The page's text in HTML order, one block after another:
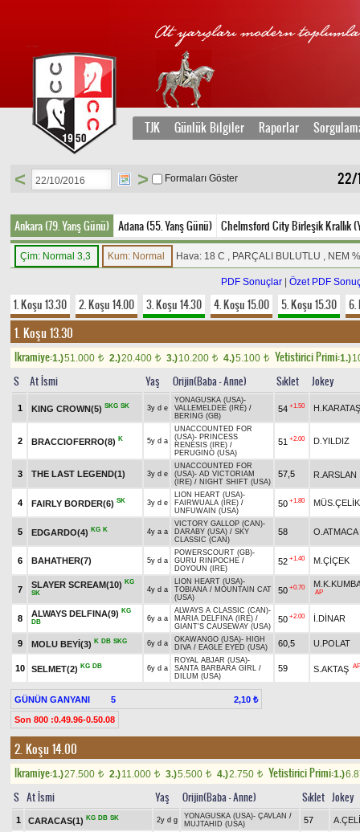
TJK Günlük Bilgiler Raporlar
22/
< > Formaları Göster
Ankara (79. Yarış Günü) Adana (55. Yarış Günü) Chelmsford City Birleşik Krallık
Çim: Normal 3,3 Kum: Normal Hava: 18 C , PARÇALI BULUTLU , NEM
PDF Sonuçlar Özet PDF
1. Koşu 13.30 2. Koşu 14.00 3. Koşu 14.30 4. Koşu 15.00 5. Koşu 15.30 6.
1. Koşu 13.30
Ikramiye:1.)51.000 t 2.)20.400 t 3.)10.200 t 4.)5.100 t Yetistirici Primi:1.)
S At İsmi Yaş Orijin(Baba - Anne) Sıklet Jokey
1 KING CROWN(5) SKG SK 3y d e
YONAGUSKA (USA)-
VALLEMELDEE (IRE) /
BERING (GB)
54 +1.50 H.KARATAŞ
2 BRACCIOFERRO(8) K 5y d a
UNACCOUNTED FOR
(USA)- PRINCESS
RENESIS (IRE) /
PERUGINO (USA)
51 +2.00 D.YILDIZ
3 THE LAST LEGEND(1) 3y d e
UNACCOUNTED FOR
(USA)- AD VICTORIAM
(IRE) / NIGHT SHIFT (USA)
57,5 R.ARSLAN
4 FAIRLY BORDER(6) SK 3y d e
LION HEART (USA)-
FAIRWUALA (IRE) /
UNFUWAIN (USA)
50 +1.80 MÜS.ÇELİK
5 EDGARDO(4) KG K 4y a a
VICTORY GALLOP (CAN)-
DARABY (USA) / SKY
CLASSIC (CAN)
58 O.ATMACA
6 BAHATHER(7) 5y d a
POWERSCOURT (GB)-
GURU RINPOCHE /
DOYOUN (IRE)
52 +1.40 M.ÇİÇEK
7
SLAYER SCREAM(10) KG
SK
4y d a
LION HEART (USA)-
TOBIANA / MOUNTAIN CAT
(USA)
50 +0.70
AP
8
ALWAYS DELFINA(9) KG
DB
6y a a
ALWAYS A CLASSIC (CAN)-
MARIA DELFINA (IRE) /
GIANT'S CAUSEWAY (USA)
50 +2.00 İ.DİNAR
9 MOLU BEYİ(3) K DB SKG 6y d a OKAWANGO (USA)- HIGH
DIVA / EAGLE EYED (USA) 60,5 U.POLAT
10 SELMET(2) KG DB 6y d a
ROYAL ABJAR (USA)-
SANTA BARBARA GIRL /
DILUM (USA)
59 S.AKTAŞ AP
GÜNÜN GANYANI 5 2,10 ₺
Son 800 :0.49.96-0.50.08
2. Koşu 14.00
Ikramiye:1.)27.500 t 2.)11.000 t 3.)5.500 t 4.)2.750 t Yetistirici Primi:1.)
S At İsmi Yaş Orijin(Baba - Anne) Sıklet Jokey
1 CARACAS(1) KG DB SK 2y d g YONAGUSKA (USA)- ÇAVLAN /
MUJTAHID (USA)
57